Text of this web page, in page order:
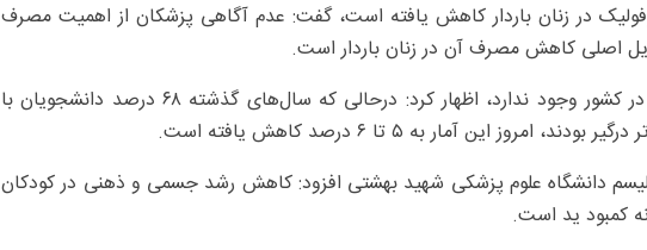
در زنان باردار کاهش یافته است، گفت: عدم آگاهی پزشکان از اهمیت مصرف
اصلی کاهش مصرف آن در زنان باردار است.
وی با اشاره به اینکه مشکل کمبود ید در کشور وجود ندارد، اظهار کرد: درحالی که سال‌های گذشته ۶۸ درصد دانشجویان با
این آمار به ۵ تا ۶ درصد کاهش یافته است.
دانشگاه علوم پزشکی شهید بهشتی افزود: کاهش رشد جسمی و ذهنی در کودکان
کمبود ید است.